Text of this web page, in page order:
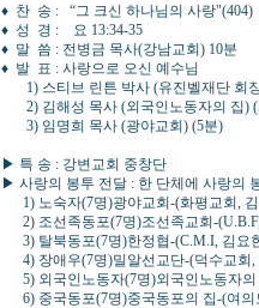
♦ 찬 송 : “그 크신 하나님의 사랑
♦ 성 경 : 요 13:34-35
♦ 말 씀 : 전병금 목사(강남교회) 10분
♦ 발 표 : 사랑으로 오신 예수님
1) 스티브 린튼 박사 (유진벨재단 회
2) 김해성 목사 (외국인노동자의 집)
3) 임명희 목사 (광야교
▶ 특 송 : 강변교회 중창단
▶ 사랑의 봉투 전달 : 한 단체에 사랑의
1) 노숙자(7명)광야교회-(화평교회,
2) 조선족동포(7명)조선족교회-
3) 탈북동포(7명)한정협-(C.M.I, 김요
4) 장애우(7명)밀알선교단-(덕수교회,
5) 외국인노동자(7명)외국인노동자의
6) 중국동포(7명)중국동포의 집-(여의